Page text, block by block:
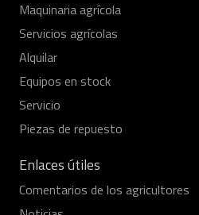
Maquinaria agrícola
Servicios agrícolas
Alquilar
Equipos en stock
Servicio
Piezas de repuesto
Enlaces útiles
Comentarios de los agricultores